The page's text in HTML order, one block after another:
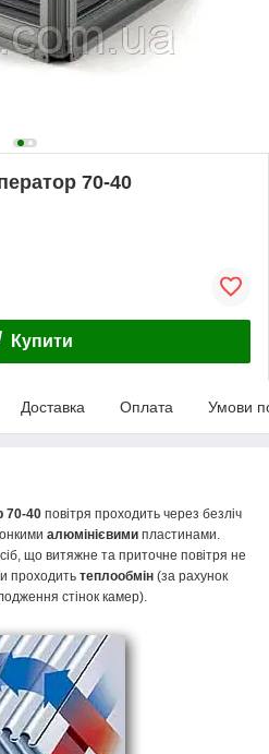
70-40
Купити
Доставка Оплата Умови
70-40 повітря проходить через безліч
алюмінієвими пластинами.
що витяжне та приточне повітря не
проходить теплообмін (за рахунок
стінок камер).